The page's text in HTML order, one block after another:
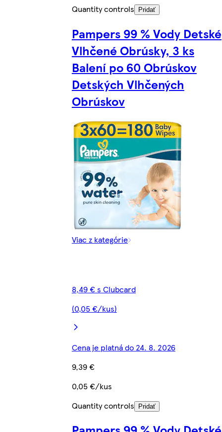
Quantity controls
Pridať
Pampers 99 % Vody Detské
Vlhčené Obrúsky, 3 ks
Balení po 60 Obrúskov
Detských Vlhčených
Obrúskov
Viac z kategórie
8,49 € s Clubcard
(0,05 €/kus)
Cena je platná do 24. 8. 2026
9,39 €
0,05 €/kus
Quantity controls
Pridať